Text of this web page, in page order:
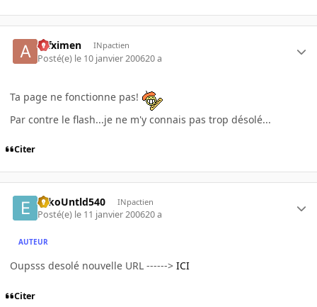
atfximen INpactien
Posté(e) le 10 janvier 200620 a
Ta page ne fonctionne pas!
Par contre le flash...je ne m'y connais pas trop désolé...
Citer
EckoUntld540 INpactien
Posté(e) le 11 janvier 200620 a
AUTEUR
Oupsss desolé nouvelle URL ------> ICI
Citer